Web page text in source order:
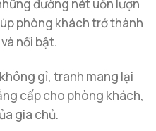
đường nét uốn lượn
phòng khách trở thành
nổi bật.
gỉ, tranh mang lại
cấp cho phòng khách,
gia chủ.